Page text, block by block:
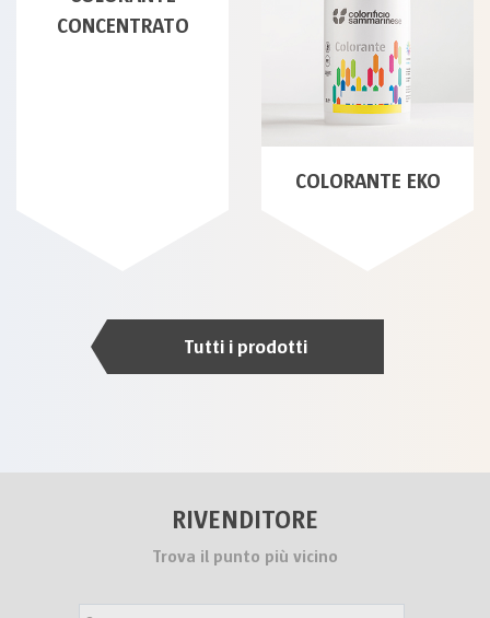
CONCENTRATO
COLORANTE EKO
Tutti i prodotti
RIVENDITORE
Trova il punto più vicino